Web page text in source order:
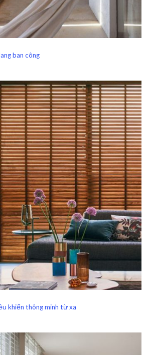
ban công
khiển thông minh từ xa